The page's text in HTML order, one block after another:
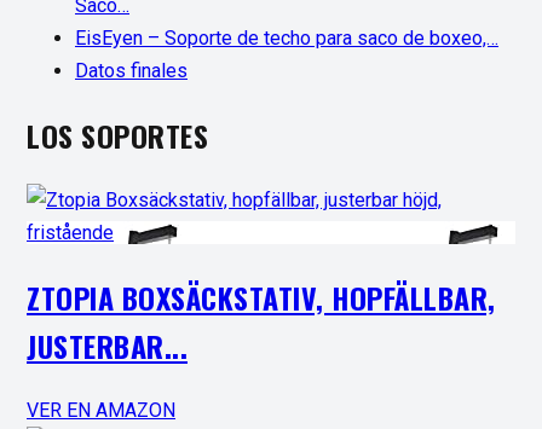
Saco…
EisEyen – Soporte de techo para saco de boxeo,…
Datos finales
LOS SOPORTES
ZTOPIA BOXSÄCKSTATIV, HOPFÄLLBAR,
JUSTERBAR...
VER EN AMAZON